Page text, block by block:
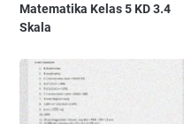
Matematika Kelas 5 KD 3.4
Skala